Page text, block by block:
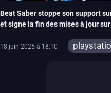
Beat Saber stoppe son support
et signe la fin des mises à jour
18 juin 2025 à 18:10